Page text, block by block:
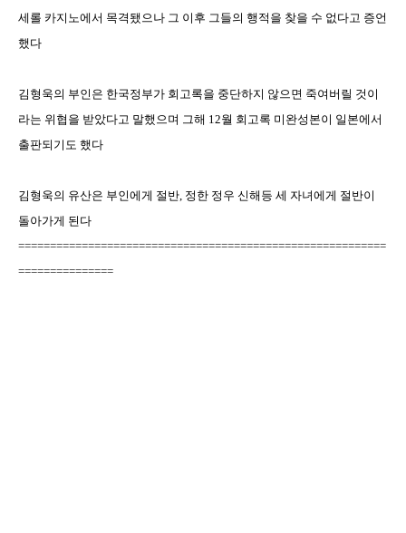
세롤 카지노에서 목격됐으나 그 이후 그들의 행적을 찾을 수 없다고 증언
했다
김형욱의 부인은 한국정부가 회고록을 중단하지 않으면 죽여버릴 것이
라는 위협을 받았다고 말했으며 그해 12월 회고록 미완성본이 일본에서
출판되기도 했다
김형욱의 유산은 부인에게 절반, 정한 정우 신해등 세 자녀에게 절반이
돌아가게 된다
==========================================================
===============